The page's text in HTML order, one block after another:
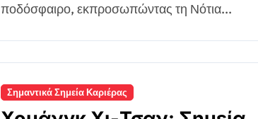
ποδόσφαιρο, εκπροσωπώντας τη Νότια...
Σημαντικά Σημεία Καριέρας